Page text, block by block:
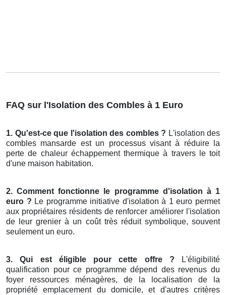
FAQ sur l'Isolation des Combles à 1 Euro
1. Qu'est-ce que l'isolation des combles ? L'isolation des
combles mansarde est un processus visant à réduire la
perte de chaleur échappement thermique à travers le toit
d'une maison habitation.
2. Comment fonctionne le programme d'isolation à 1
euro ? Le programme initiative d'isolation à 1 euro permet
aux propriétaires résidents de renforcer améliorer l'isolation
de leur grenier à un coût très réduit symbolique, souvent
seulement un euro.
3. Qui est éligible pour cette offre ? L'éligibilité
qualification pour ce programme dépend des revenus du
foyer ressources ménagères, de la localisation de la
propriété emplacement du domicile, et d'autres critères